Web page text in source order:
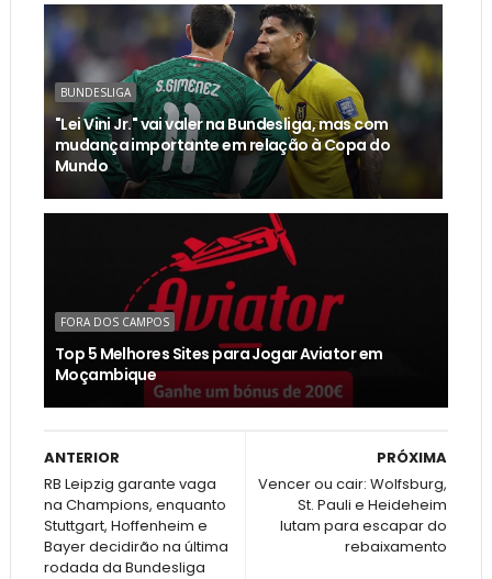
BUNDESLIGA
"Lei Vini Jr." vai valer na Bundesliga, mas com
mudança importante em relação à Copa do
Mundo
FORA DOS CAMPOS
Top 5 Melhores Sites para Jogar Aviator em
Moçambique
PRÓXIMA
Vencer ou cair: Wolfsburg,
St. Pauli e Heideheim
lutam para escapar do
rebaixamento
ANTERIOR
RB Leipzig garante vaga
na Champions, enquanto
Stuttgart, Hoffenheim e
Bayer decidirão na última
rodada da Bundesliga